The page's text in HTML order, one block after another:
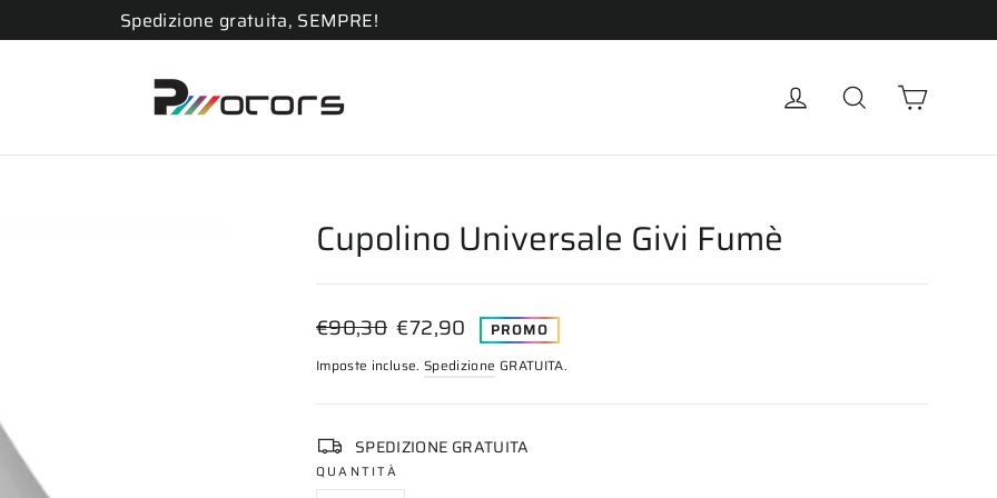
Spedizione gratuita, SEMPRE!
Accedi Cerca
Cupolino Universale Givi Fumè
Prezzo
listino
€90,30 Prezzo
€72,90 PROMO
Imposte incluse. Spedizione GRATUITA.
SPEDIZIONE GRATUITA
QUANTITÀ